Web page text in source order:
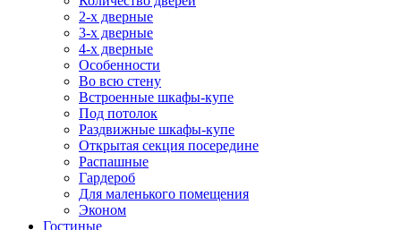
2-х дверные
3-х дверные
4-х дверные
Особенности
Во всю стену
Встроенные шкафы-купе
Под потолок
Раздвижные шкафы-купе
Открытая секция посередине
Распашные
Гардероб
Для маленького помещения
Эконом
Гостиные